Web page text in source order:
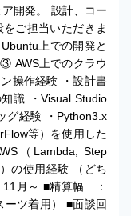
開発。 設計、コー
ご担当いただきま
上での開発と
AWS上でのクラウ
操作経験 ・設計書
識 ・Visual Studio
グ経験 ・Python3.x
等）を使用した
（Lambda, Step
の使用経験 （どち
11月～ ■精算幅 ：
ーツ着用） ■面談回